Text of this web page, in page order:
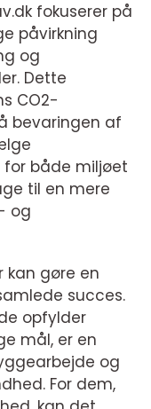
fokuserer på
påvirkning
og
Dette
CO2-
bevaringen af
for både miljøet
til en mere
og
kan gøre en
succes.
opfylder
mål, er en
og
For dem,